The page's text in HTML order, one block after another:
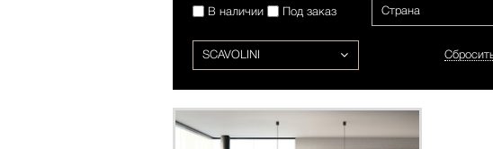
В наличии Под заказ Страна
SCAVOLINI